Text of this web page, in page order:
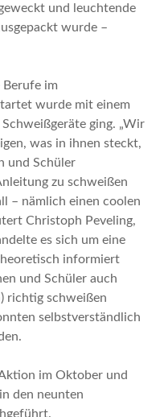
und leuchtende
wurde –
Berufe im
wurde mit einem
ging. „Wir
was in ihnen steckt,
und Schüler
zu schweißen
– nämlich einen coolen
Christoph Peveling,
es sich um eine
informiert
und Schüler auch
richtig schweißen
selbstverständlich
im Oktober und
den neunten